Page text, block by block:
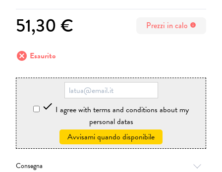
51,30 € Prezzi in calo info
cancel Esaurito
 I agree with terms and conditions about my
personal datas
Avvisami quando disponibile
Consegna